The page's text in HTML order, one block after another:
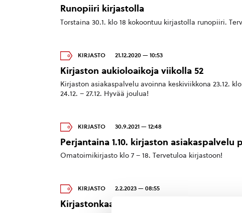
Runopiiri kirjastolla
Torstaina 30.1. klo 18 kokoontuu kirjastolla runopiiri.
KIRJASTO 21.12.2020 — 10:53
Kirjaston aukioloaikoja viikolla 52
Kirjaston asiakaspalvelu avoinna keskiviikkona 23.12.
24.12. – 27.12. Hyvää joulua!
KIRJASTO 30.9.2021 — 12:48
Perjantaina 1.10. kirjaston asiakaspalvelu
Omatoimikirjasto klo 7 – 18. Tervetuloa kirjastoon!
KIRJASTO 2.2.2023 — 08:55
Kirjastonkaan puhelin ei toimi